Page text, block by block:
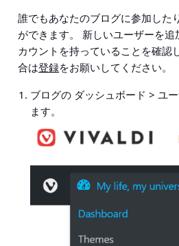
誰でもあなたのブログに参加した
ができます。 新しいユーザーを
カウントを持っていることを確認
合は登録をお願いしてください。
ブログの ダッシュボード > ユ
ます。